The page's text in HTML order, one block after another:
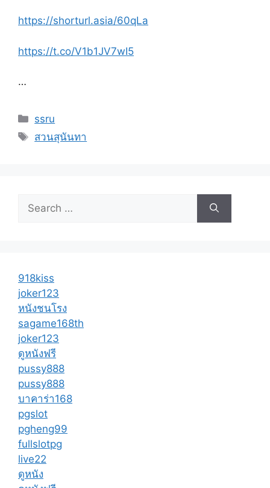
https://shorturl.asia/60qLa
https://t.co/V1b1JV7wI5
…
Categories
ssru
Tags
สวนสุนันทา
Search
for:
918kiss
joker123
หนังชนโรง
sagame168th
joker123
ดูหนังฟรี
pussy888
pussy888
บาคาร่า168
pgslot
pgheng99
fullslotpg
live22
ดูหนัง